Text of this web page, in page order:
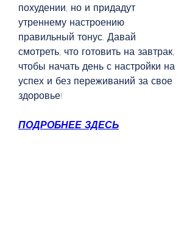
похудении, но и придадут
утреннему настроению
правильный тонус. Давай
смотреть, что готовить на завтрак,
чтобы начать день с настройки на
успех и без переживаний за свое
здоровье!
ПОДРОБНЕЕ ЗДЕСЬ